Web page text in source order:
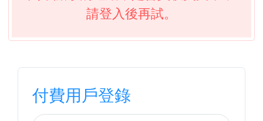
請登入後再試。
付費用戶登錄